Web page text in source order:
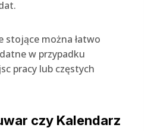
stojące można łatwo
w przypadku
pracy lub częstych
czy Kalendarz